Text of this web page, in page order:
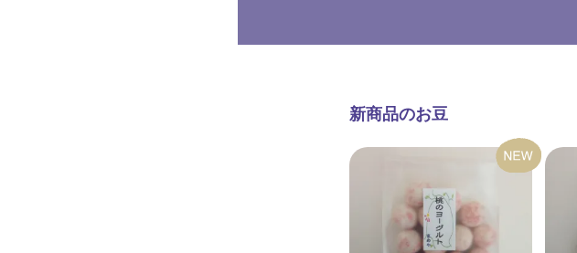
新商品のお豆